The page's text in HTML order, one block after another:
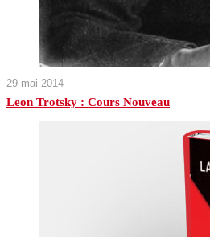
29 mai 2014
Leon Trotsky : Cours Nouveau